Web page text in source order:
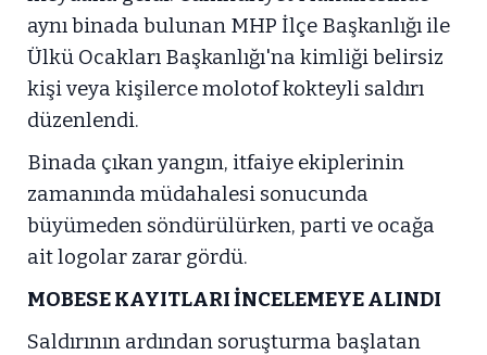
aynı binada bulunan MHP İlçe Başkanlığı ile
Ülkü Ocakları Başkanlığı'na kimliği belirsiz
kişi veya kişilerce molotof kokteyli saldırı
düzenlendi.
Binada çıkan yangın, itfaiye ekiplerinin
zamanında müdahalesi sonucunda
büyümeden söndürülürken, parti ve ocağa
ait logolar zarar gördü.
MOBESE KAYITLARI İNCELEMEYE ALINDI
Saldırının ardından soruşturma başlatan